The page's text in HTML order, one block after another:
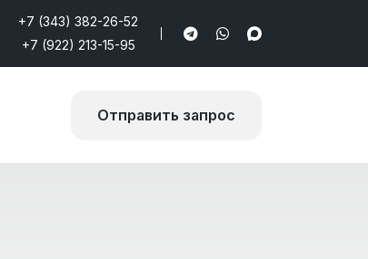
+7 (343) 382-26-52
+7 (922) 213-15-95
Отправить запрос